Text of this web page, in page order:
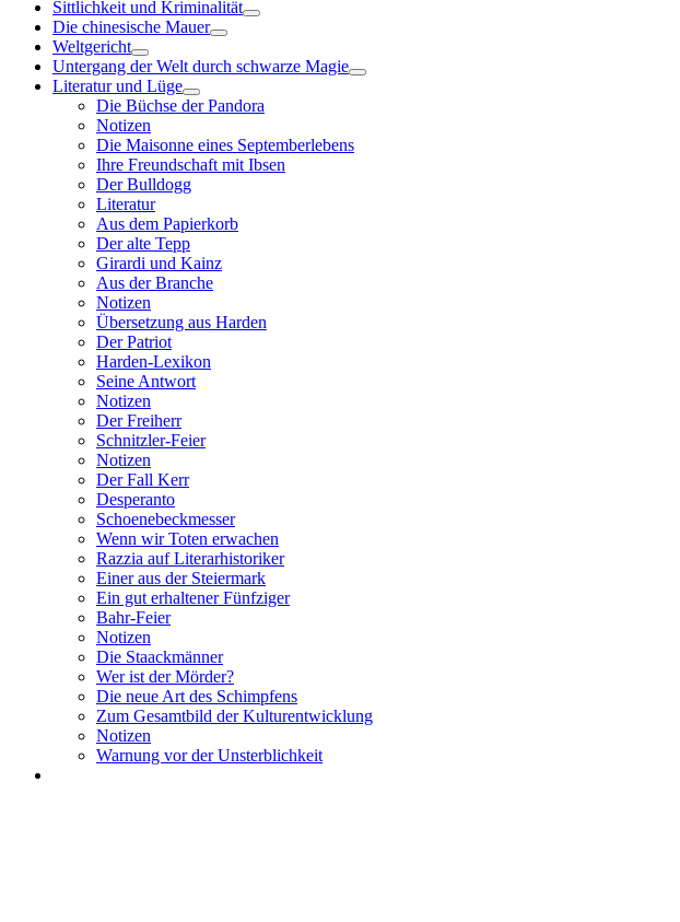
Sittlichkeit und Kriminalität
Die chinesische Mauer
Weltgericht
Untergang der Welt durch schwarze Magie
Literatur und Lüge
Die Büchse der Pandora
Notizen
Die Maisonne eines Septemberlebens
Ihre Freundschaft mit Ibsen
Der Bulldogg
Literatur
Aus dem Papierkorb
Der alte Tepp
Girardi und Kainz
Aus der Branche
Notizen
Übersetzung aus Harden
Der Patriot
Harden-Lexikon
Seine Antwort
Notizen
Der Freiherr
Schnitzler-Feier
Notizen
Der Fall Kerr
Desperanto
Schoenebeckmesser
Wenn wir Toten erwachen
Razzia auf Literarhistoriker
Einer aus der Steiermark
Ein gut erhaltener Fünfziger
Bahr-Feier
Notizen
Die Staackmänner
Wer ist der Mörder?
Die neue Art des Schimpfens
Zum Gesamtbild der Kulturentwicklung
Notizen
Warnung vor der Unsterblichkeit